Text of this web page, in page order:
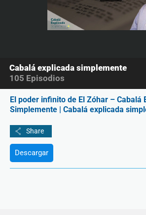
El poder infinito de El Zóhar – Cabalá
Simplemente | Cabalá explicada
Descargar
Cabalá explicada simplemente
105 Episodios